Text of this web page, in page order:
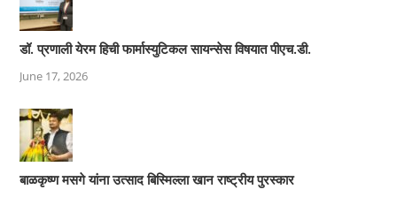
डॉ. प्रणाली येरम हिची फार्मास्युटिकल सायन्सेस विषयात पीएच.डी.
June 17, 2026
बाळकृष्ण मसगे यांना उत्साद बिस्मिल्ला खान राष्ट्रीय पुरस्कार